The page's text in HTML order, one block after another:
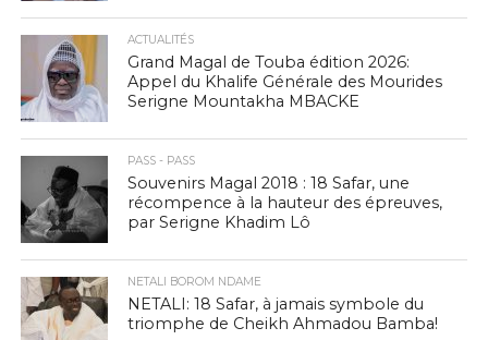
ACTUALITÉS
Grand Magal de Touba édition 2026:
Appel du Khalife Générale des Mourides
Serigne Mountakha MBACKE
PASS - PASS
Souvenirs Magal 2018 : 18 Safar, une
récompence à la hauteur des épreuves,
par Serigne Khadim Lô
NETALI BOROM NDAME
NETALI: 18 Safar, à jamais symbole du
triomphe de Cheikh Ahmadou Bamba!